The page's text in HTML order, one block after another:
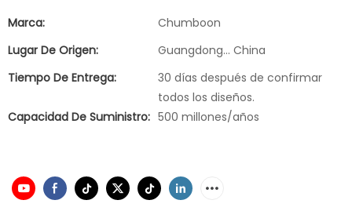
Marca:
Chumboon
Lugar De Origen:
Guangdong... China
Tiempo De Entrega:
30 días después de confirmar
todos los diseños.
Capacidad De Suministro: 500 millones/años